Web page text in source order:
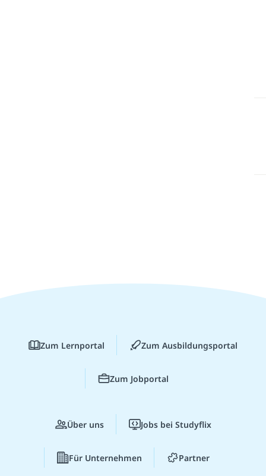
Zum Lernportal Zum Ausbildungsportal
Zum Jobportal
Über uns Jobs bei Studyflix
Für Unternehmen Partner